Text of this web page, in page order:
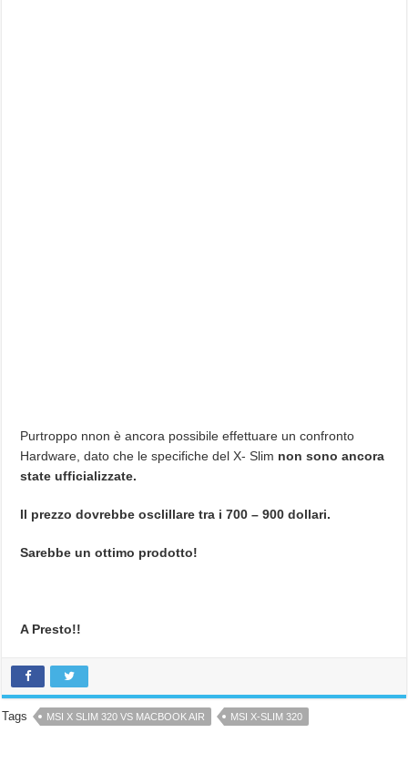
Purtroppo nnon è ancora possibile effettuare un confronto
Hardware, dato che le specifiche del X- Slim non sono ancora
state ufficializzate.
Il prezzo dovrebbe osclillare tra i 700 – 900 dollari.
Sarebbe un ottimo prodotto!
A Presto!!
Tags MSI X SLIM 320 VS MACBOOK AIR MSI X-SLIM 320